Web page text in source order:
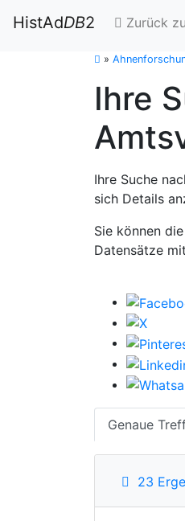
HistAdDB2 Zurück
»
Ihre
Ihre Suche
sich Details
Sie können
Datensätze
Genaue
23